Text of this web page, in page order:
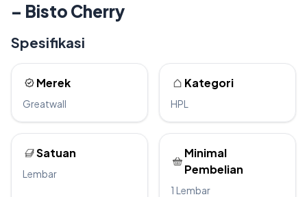
– Bisto Cherry
Spesifikasi
Merek
Greatwall
Kategori
HPL
Satuan
Lembar
Minimal
Pembelian
1 Lembar